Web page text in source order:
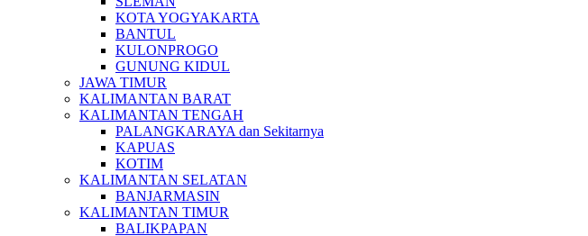
KOTA YOGYAKARTA
BANTUL
KULONPROGO
GUNUNG KIDUL
JAWA TIMUR
KALIMANTAN BARAT
KALIMANTAN TENGAH
PALANGKARAYA dan Sekitarnya
KAPUAS
KOTIM
KALIMANTAN SELATAN
BANJARMASIN
KALIMANTAN TIMUR
BALIKPAPAN